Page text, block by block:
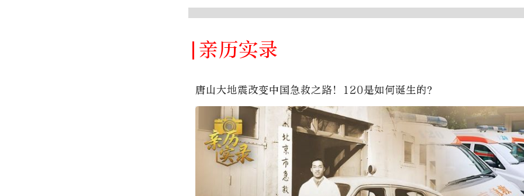
|亲历实录
唐山大地震改变中国急救之路！120是如何诞生的？